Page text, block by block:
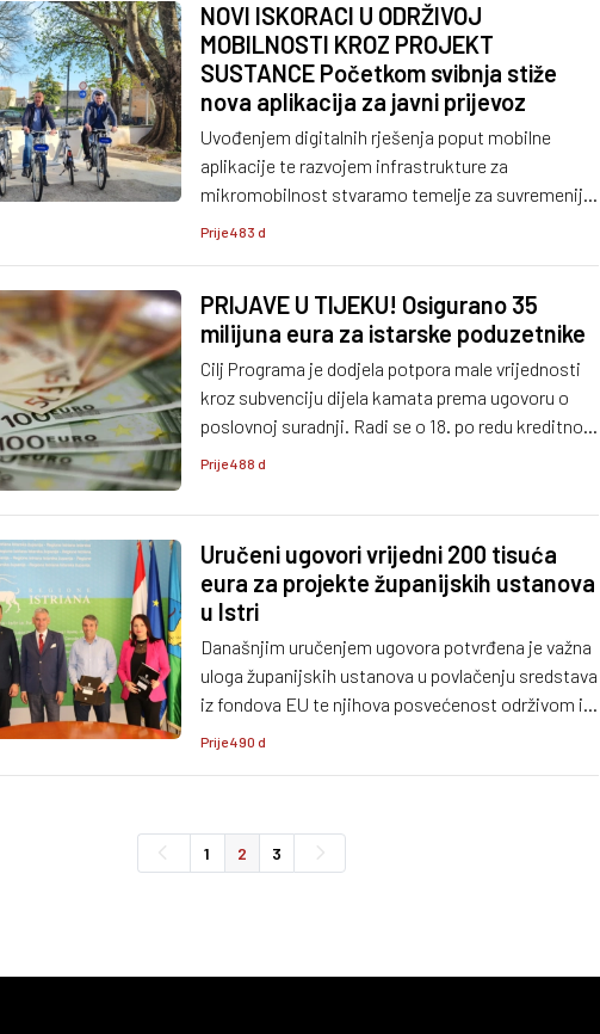
NOVI ISKORACI U ODRŽIVOJ
MOBILNOSTI KROZ PROJEKT
SUSTANCE Početkom svibnja stiže
nova aplikacija za javni prijevoz
Uvođenjem digitalnih rješenja poput mobilne
aplikacije te razvojem infrastrukture za
mikromobilnost stvaramo temelje za suvremeniji,
održiviji i dostupniji prometni sustav u Istri.
Prije 483 d
PRIJAVE U TIJEKU! Osigurano 35
milijuna eura za istarske poduzetnike
Cilj Programa je dodjela potpora male vrijednosti
kroz subvenciju dijela kamata prema ugovoru o
poslovnoj suradnji. Radi se o 18. po redu kreditnoj
liniji za poduzetnike Istarske županije kreditnog
Prije 488 d
Uručeni ugovori vrijedni 200 tisuća
eura za projekte županijskih ustanova
u Istri
Današnjim uručenjem ugovora potvrđena je važna
uloga županijskih ustanova u povlačenju sredstava
iz fondova EU te njihova posvećenost održivom i
inovativnom razvoju Istre.
Prije 490 d
1 2 3